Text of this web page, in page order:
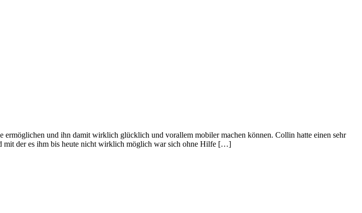
und ihn damit wirklich glücklich und vorallem mobiler machen können. Collin hatte einen sehr
mit der es ihm bis heute nicht wirklich möglich war sich ohne Hilfe […]